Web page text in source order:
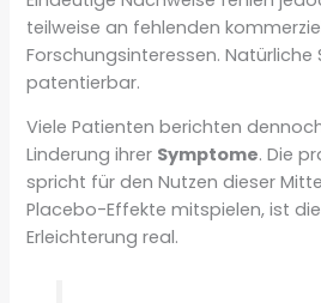
teilweise an fehlenden
Forschungsinteressen.
patentierbar.
Viele Patienten berichten
Linderung ihrer Symptome. Die
spricht für den Nutzen dieser
Placebo-Effekte mitspielen, ist
Erleichterung real.